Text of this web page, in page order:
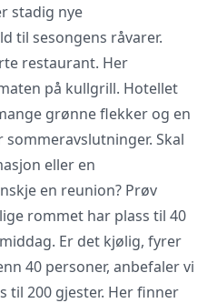
stadig nye
til sesongens råvarer.
restaurant. Her
på kullgrill. Hotellet
grønne flekker og en
Skal
eller en
en reunion? Prøv
rommet har plass til 40
Er det kjølig, fyrer
40 personer, anbefaler vi
til 200 gjester. Her finner